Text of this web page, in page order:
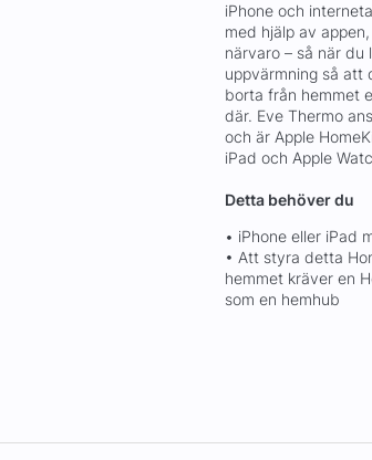
iPhone och
med hjälp av
närvaro – så när du
uppvärmning så att
borta från hemmet
där. Eve Thermo
och är Apple
iPad och Apple
Detta behöver du
• iPhone eller iPad
• Att styra detta
hemmet kräver en
som en hemhub